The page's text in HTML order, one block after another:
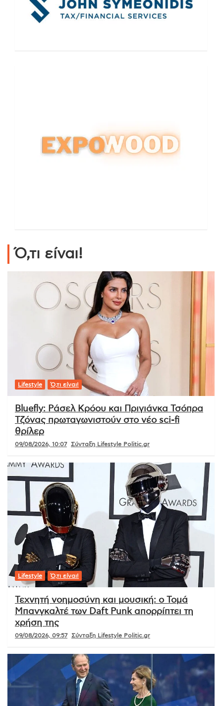
Ό,τι είναι!
Lifestyle Ό,τι είναι!
Bluefly: Ράσελ Κρόου και Πριγιάνκα Τσόπρα
Τζόνας πρωταγωνιστούν στο νέο sci-fi
θρίλερ
09/08/2026, 10:07 Σύνταξη Lifestyle Politic.gr
Lifestyle Ό,τι είναι!
Τεχνητή νοημοσύνη και μουσική: ο Τομά
Μπανγκαλτέ των Daft Punk απορρίπτει τη
χρήση της
09/08/2026, 09:57 Σύνταξη Lifestyle Politic.gr